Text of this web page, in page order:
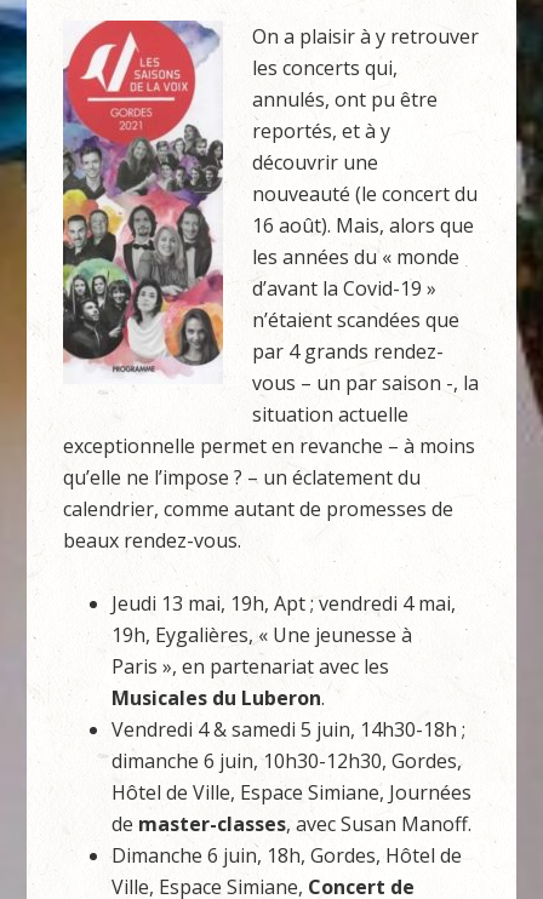
On a plaisir à y retrouver
les concerts qui,
annulés, ont pu être
reportés, et à y
découvrir une
nouveauté (le concert du
16 août). Mais, alors que
les années du « monde
d’avant la Covid-19 »
n’étaient scandées que
par 4 grands rendez-
vous – un par saison -, la
situation actuelle
exceptionnelle permet en revanche – à moins
qu’elle ne l’impose ? – un éclatement du
calendrier, comme autant de promesses de
beaux rendez-vous.
Jeudi 13 mai, 19h, Apt ; vendredi 4 mai,
19h, Eygalières, « Une jeunesse à
Paris », en partenariat avec les
Musicales du Luberon.
Vendredi 4 & samedi 5 juin, 14h30-18h ;
dimanche 6 juin, 10h30-12h30, Gordes,
Hôtel de Ville, Espace Simiane, Journées
de master-classes, avec Susan Manoff.
Dimanche 6 juin, 18h, Gordes, Hôtel de
Ville, Espace Simiane, Concert de